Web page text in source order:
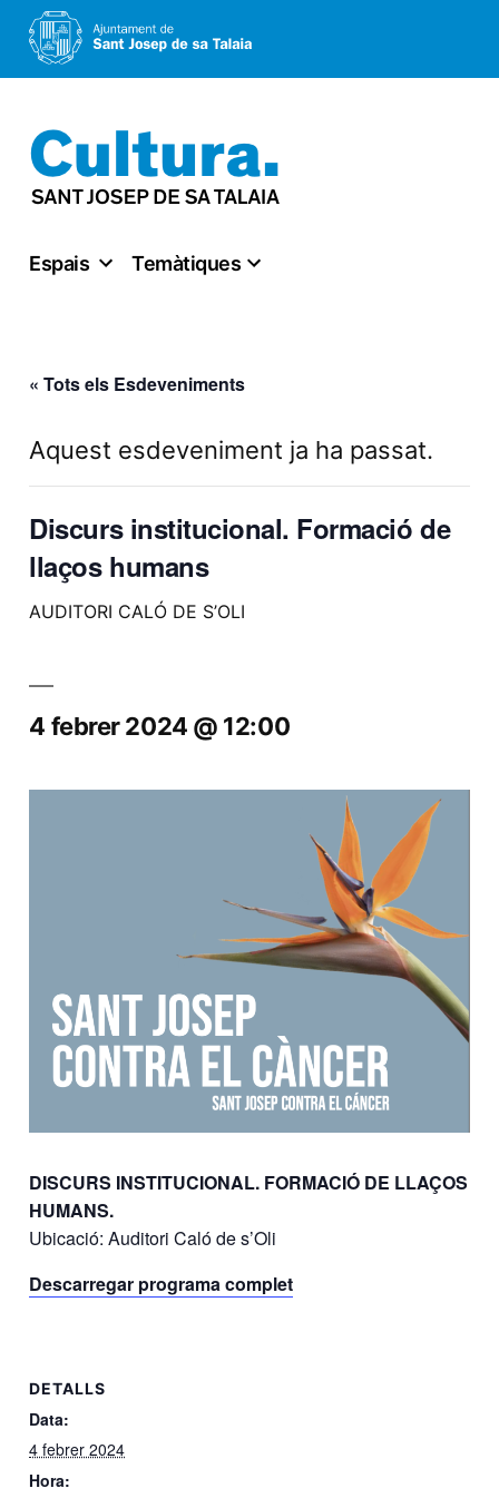
al
contingut
Espais Temàtiques
« Tots els Esdeveniments
Aquest esdeveniment ja ha passat.
Discurs institucional. Formació de
llaços humans
AUDITORI CALÓ DE S’OLI
4 febrer 2024 @ 12:00
DISCURS INSTITUCIONAL. FORMACIÓ DE LLAÇOS
HUMANS.
Ubicació: Auditori Caló de s’Oli
Descarregar programa complet
DETALLS
Data:
4 febrer 2024
Hora: